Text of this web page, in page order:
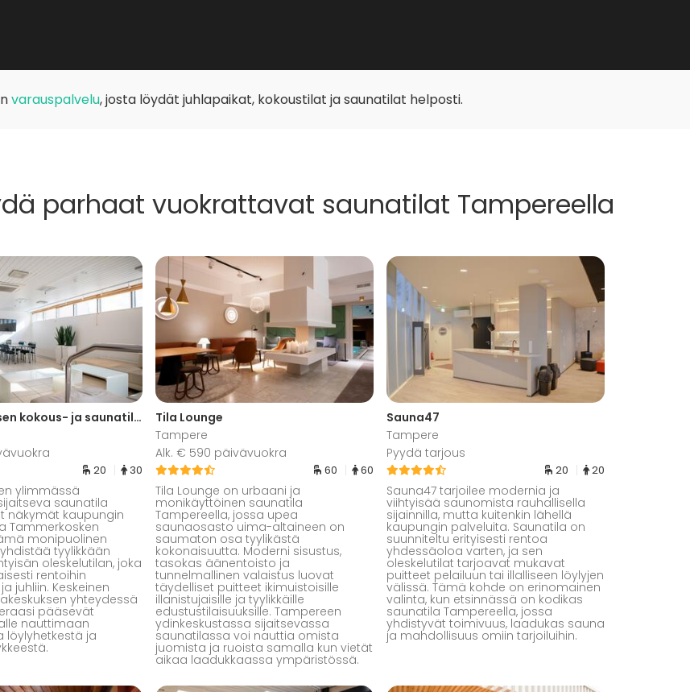
varauspalvelu, josta löydät juhlapaikat, kokoustilat ja saunatilat helposti.
parhaat vuokrattavat saunatilat Tampereella
Koskikeskuksen kokous- ja saunatilat
20 30
ylimmässä
saunatila
näkymät kaupungin
Tammerkosken
monipuolinen
tyylikkään
oleskelutilan, joka
rentoihin
juhliin. Keskeinen
yhteydessä
pääsevät
nauttimaan
löylyhetkestä ja
Tila Lounge
Tampere
Alk. € 590 päivävuokra
60 60
Tila Lounge on urbaani ja
monikäyttöinen saunatila
Tampereella, jossa upea
saunaosasto uima-altaineen on
saumaton osa tyylikästä
kokonaisuutta. Moderni sisustus,
tasokas äänentoisto ja
tunnelmallinen valaistus luovat
täydelliset puitteet ikimuistoisille
illanistujaisille ja tyylikkäille
edustustilaisuuksille. Tampereen
ydinkeskustassa sijaitsevassa
saunatilassa voi nauttia omista
juomista ja ruoista samalla kun vietät
aikaa laadukkaassa ympäristössä.
Sauna47
Tampere
Pyydä tarjous
20 20
Sauna47 tarjoilee modernia ja
viihtyisää saunomista rauhallisella
sijainnilla, mutta kuitenkin lähellä
kaupungin palveluita. Saunatila on
suunniteltu erityisesti rentoa
yhdessäoloa varten, ja sen
oleskelutilat tarjoavat mukavat
puitteet pelailuun tai illalliseen löylyjen
välissä. Tämä kohde on erinomainen
valinta, kun etsinnässä on kodikas
saunatila Tampereella, jossa
yhdistyvät toimivuus, laadukas sauna
ja mahdollisuus omiin tarjoiluihin.